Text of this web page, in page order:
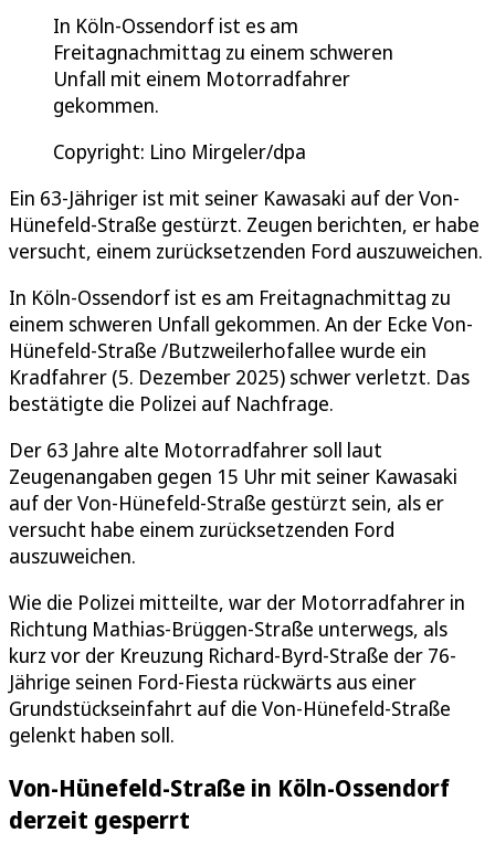
In Köln-Ossendorf ist es am
Freitagnachmittag zu einem schweren
Unfall mit einem Motorradfahrer
gekommen.
Copyright: Lino Mirgeler/dpa
Ein 63-Jähriger ist mit seiner Kawasaki auf der Von-
Hünefeld-Straße gestürzt. Zeugen berichten, er habe
versucht, einem zurücksetzenden Ford auszuweichen.
In Köln-Ossendorf ist es am Freitagnachmittag zu
einem schweren Unfall gekommen. An der Ecke Von-
Hünefeld-Straße /Butzweilerhofallee wurde ein
Kradfahrer (5. Dezember 2025) schwer verletzt. Das
bestätigte die Polizei auf Nachfrage.
Der 63 Jahre alte Motorradfahrer soll laut
Zeugenangaben gegen 15 Uhr mit seiner Kawasaki
auf der Von-Hünefeld-Straße gestürzt sein, als er
versucht habe einem zurücksetzenden Ford
auszuweichen.
Wie die Polizei mitteilte, war der Motorradfahrer in
Richtung Mathias-Brüggen-Straße unterwegs, als
kurz vor der Kreuzung Richard-Byrd-Straße der 76-
Jährige seinen Ford-Fiesta rückwärts aus einer
Grundstückseinfahrt auf die Von-Hünefeld-Straße
gelenkt haben soll.
Von-Hünefeld-Straße in Köln-Ossendorf
derzeit gesperrt